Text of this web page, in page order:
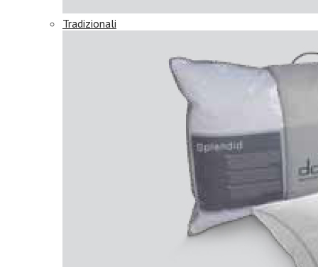
Tradizionali